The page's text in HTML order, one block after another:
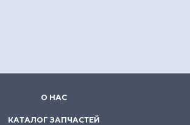
О НАС
КАТАЛОГ ЗАПЧАСТЕЙ